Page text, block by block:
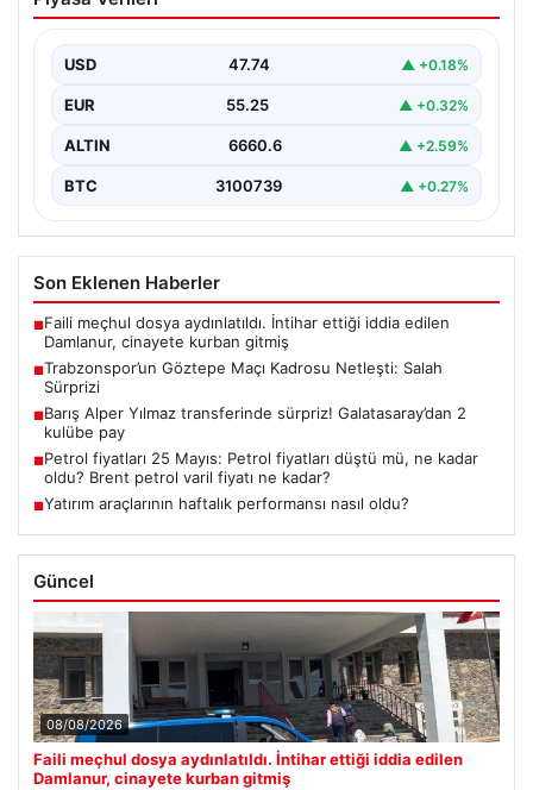
Netleşti: Salah Sürprizi
veda edeceği jübile maçında yarın akşam kozlarını
paylaşacak.…
USD 47.74 ▲ +0.18%
EUR 55.25 ▲ +0.32%
ALTIN 6660.6 ▲ +2.59%
BTC 3100739 ▲ +0.27%
Son Eklenen Haberler
■Faili meçhul dosya aydınlatıldı. İntihar ettiği iddia edilen
Damlanur, cinayete kurban gitmiş
■Trabzonspor’un Göztepe Maçı Kadrosu Netleşti: Salah
Sürprizi
■Barış Alper Yılmaz transferinde sürpriz! Galatasaray’dan 2
kulübe pay
■Petrol fiyatları 25 Mayıs: Petrol fiyatları düştü mü, ne kadar
oldu? Brent petrol varil fiyatı ne kadar?
■Yatırım araçlarının haftalık performansı nasıl oldu?
Güncel
08/08/2026
Faili meçhul dosya aydınlatıldı. İntihar ettiği iddia edilen
Damlanur, cinayete kurban gitmiş